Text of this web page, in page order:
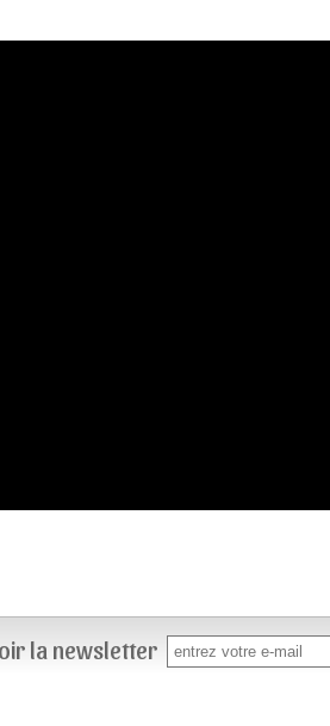
la newsletter